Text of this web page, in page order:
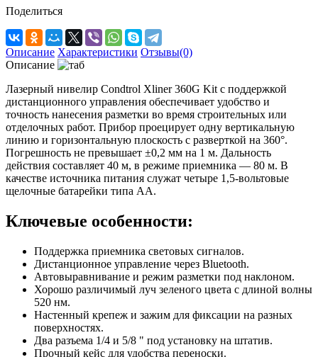
Поделиться
Описание Характеристики Отзывы(0)
Описание
Лазерный нивелир Condtrol Xliner 360G Kit с поддержкой
дистанционного управления обеспечивает удобство и
точность нанесения разметки во время строительных или
отделочных работ. Прибор проецирует одну вертикальную
линию и горизонтальную плоскость с разверткой на 360°.
Погрешность не превышает ±0,2 мм на 1 м. Дальность
действия составляет 40 м, в режиме приемника — 80 м. В
качестве источника питания служат четыре 1,5-вольтовые
щелочные батарейки типа АА.
Ключевые особенности:
Поддержка приемника световых сигналов.
Дистанционное управление через Bluetooth.
Автовыравнивание и режим разметки под наклоном.
Хорошо различимый луч зеленого цвета с длиной волны
520 нм.
Настенный крепеж и зажим для фиксации на разных
поверхностях.
Два разъема 1/4 и 5/8 " под установку на штатив.
Прочный кейс для удобства переноски.